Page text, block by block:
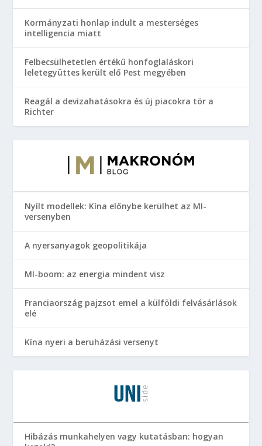
Kormányzati honlap indult a mesterséges
intelligencia miatt
Felbecsülhetetlen értékű honfoglaláskori
leletegyüttes került elő Pest megyében
Reagál a devizahatásokra és új piacokra tör a
Richter
Nyílt modellek: Kína előnybe kerülhet az MI-
versenyben
A nyersanyagok geopolitikája
MI-boom: az energia mindent visz
Franciaország pajzsot emel a külföldi felvásárlások
elé
Kína nyeri a beruházási versenyt
Hibázás munkahelyen vagy kutatásban: hogyan